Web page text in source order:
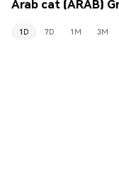
Arab cat (ARAB)
1D 7D 1M 3M